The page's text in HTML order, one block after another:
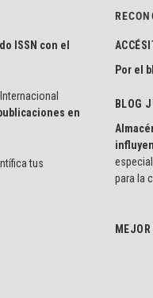
ISSN con el
en
tus
Por el
BLOG
para la